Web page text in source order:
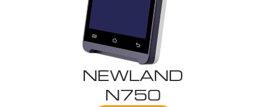
NEWLAND
N750